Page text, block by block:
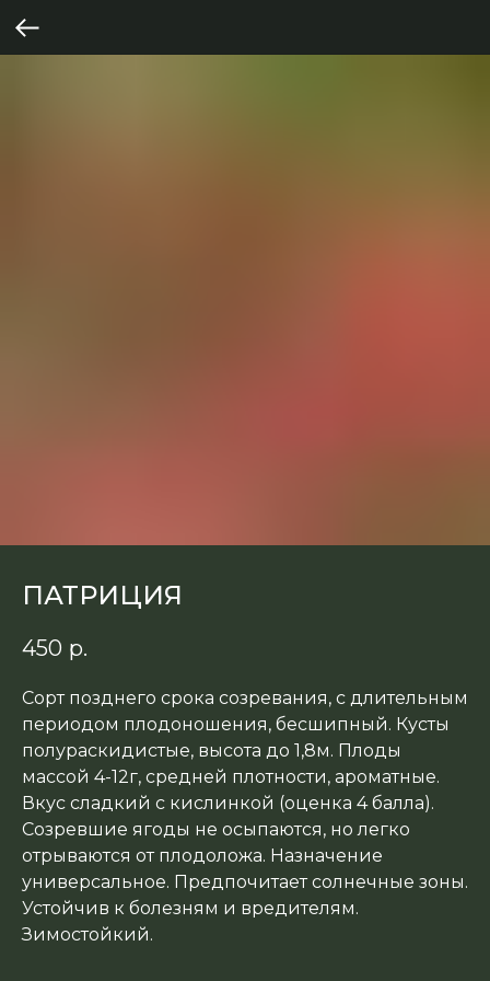
ПАТРИЦИЯ
450 р.
Сорт позднего срока созревания, с длительным
периодом плодоношения, бесшипный. Кусты
полураскидистые, высота до 1,8м. Плоды
массой 4-12г, средней плотности, ароматные.
Вкус сладкий с кислинкой (оценка 4 балла).
Созревшие ягоды не осыпаются, но легко
отрываются от плодоложа. Назначение
универсальное. Предпочитает солнечные зоны.
Устойчив к болезням и вредителям.
Зимостойкий.